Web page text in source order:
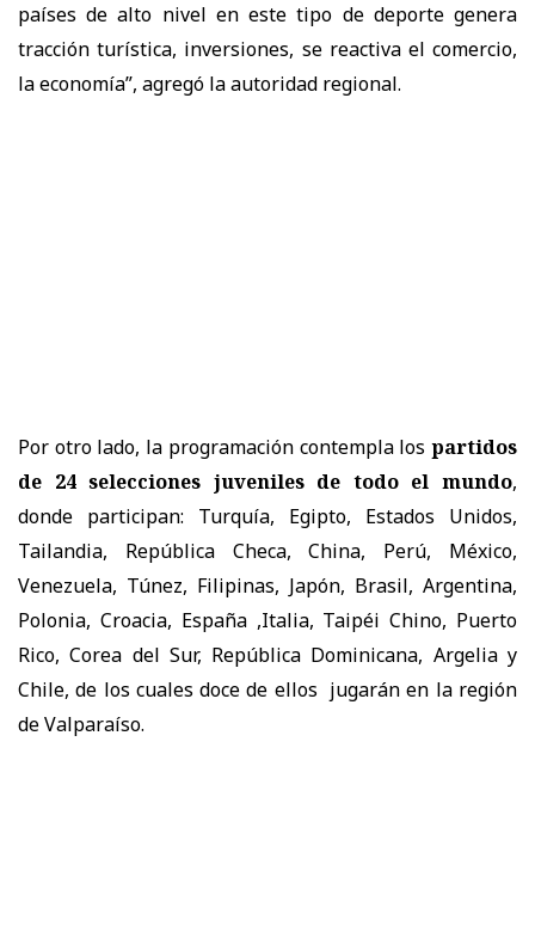
países de alto nivel en este tipo de deporte genera
tracción turística, inversiones, se reactiva el comercio,
la economía”, agregó la autoridad regional.
Por otro lado, la programación contempla los partidos
de 24 selecciones juveniles de todo el mundo,
donde participan: Turquía, Egipto, Estados Unidos,
Tailandia, República Checa, China, Perú, México,
Venezuela, Túnez, Filipinas, Japón, Brasil, Argentina,
Polonia, Croacia, España ,Italia, Taipéi Chino, Puerto
Rico, Corea del Sur, República Dominicana, Argelia y
Chile, de los cuales doce de ellos jugarán en la región
de Valparaíso.